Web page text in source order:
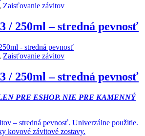
, Zaisťovanie závitov
/ 250ml – stredná pevnosť
, Zaisťovanie závitov
/ 250ml – stredná pevnosť
PRE ESHOP. NIE PRE KAMENNÝ
– stredná pevnosť. Univerzálne použitie.
kovové závitové zostavy.